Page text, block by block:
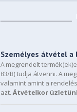
Személyes átvétel a
A megrendelt
83/B) tudja átvenni. A
valamint amint a
azt.Átvételkor